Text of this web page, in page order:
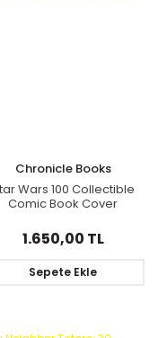
Chronicle Books
Wars 100 Collectible
Comic Book Cover
1.650,00 TL
Sepete Ekle